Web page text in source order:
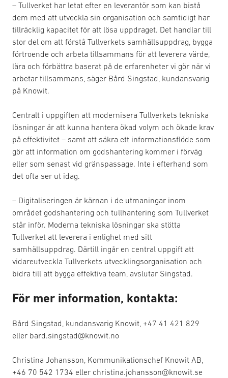
– Tullverket har letat efter en leverantör som kan bistå
dem med att utveckla sin organisation och samtidigt har
tillräcklig kapacitet för att lösa uppdraget. Det handlar till
stor del om att förstå Tullverkets samhällsuppdrag, bygga
förtroende och arbeta tillsammans för att leverera värde,
lära och förbättra baserat på de erfarenheter vi gör när vi
arbetar tillsammans, säger Bård Singstad, kundansvarig
på Knowit.
Centralt i uppgiften att modernisera Tullverkets tekniska
lösningar är att kunna hantera ökad volym och ökade krav
på effektivitet – samt att säkra ett informationsflöde som
gör att information om godshantering kommer i förväg
eller som senast vid gränspassage. Inte i efterhand som
det ofta ser ut idag.
– Digitaliseringen är kärnan i de utmaningar inom
området godshantering och tullhantering som Tullverket
står inför. Moderna tekniska lösningar ska stötta
Tullverket att leverera i enlighet med sitt
samhällsuppdrag. Därtill ingår en central uppgift att
vidareutveckla Tullverkets utvecklingsorganisation och
bidra till att bygga effektiva team, avslutar Singstad.
För mer information, kontakta:
Bård Singstad, kundansvarig Knowit, +47 41 421 829
eller bard.singstad@knowit.no
Christina Johansson, Kommunikationschef Knowit AB,
+46 70 542 1734 eller christina.johansson@knowit.se